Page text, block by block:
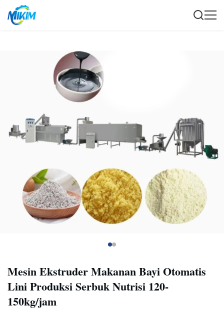
Mesin Ekstruder Makanan Bayi Otomatis
Lini Produksi Serbuk Nutrisi 120-
150kg/jam